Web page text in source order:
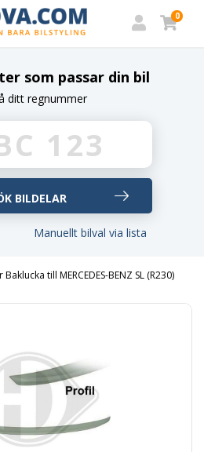
0
som passar din bil
ditt regnummer
Manuellt bilval via lista
Baklucka till MERCEDES-BENZ SL (R230)